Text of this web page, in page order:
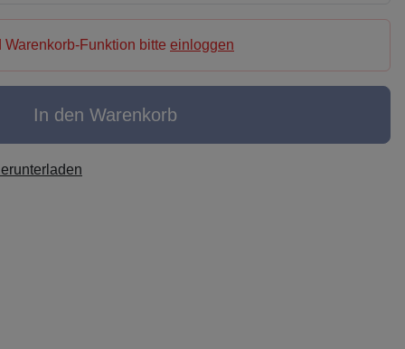
Funktion bitte einloggen
In den Warenkorb